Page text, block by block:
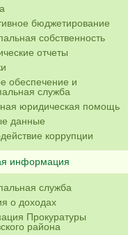
бюджетирование
собственность
отчеты
обеспечение и
служба
юридическая помощь
данные
коррупции
информация
служба
о доходах
Прокуратуры
района